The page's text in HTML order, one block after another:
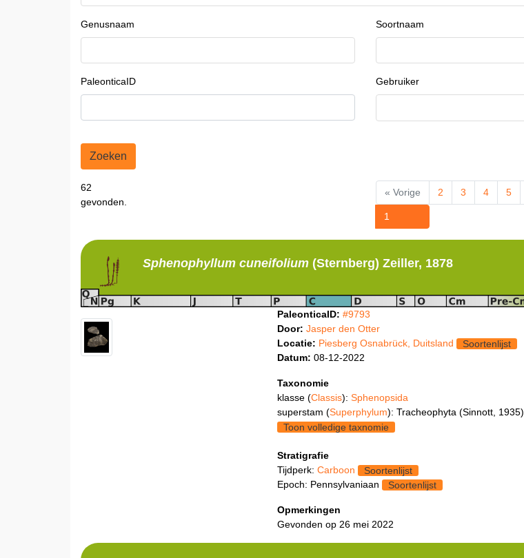
Genusnaam Soortnaam
PaleonticaID Gebruiker
Zoeken
62
gevonden.
« Vorige
1
2 3 4 5
Sphenophyllumcuneifolium (Sternberg) Zeiller, 1878
PaleonticaID: #9793
Door: Jasper den Otter
Locatie: Piesberg Osnabrück, Duitsland
Soortenlijst
Datum: 08-12-2022
Taxonomie
klasse (Classis): Sphenopsida
superstam (Superphylum): Tracheophyta (Sinnott, 1935)
Toon volledige taxnomie
Stratigrafie
Tijdperk: Carboon
Soortenlijst
Epoch: Pennsylvaniaan
Soortenlijst
Opmerkingen
Gevonden op 26 mei 2022